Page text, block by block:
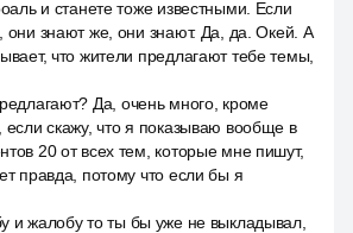
и станете тоже известными. Если
они знают же, они знают. Да, да. Окей. А
что жители предлагают тебе темы,
Да, очень много, кроме
если скажу, что я показываю вообще в
20 от всех тем, которые мне пишут,
правда, потому что если бы я
и жалобу то ты бы уже не выкладывал,